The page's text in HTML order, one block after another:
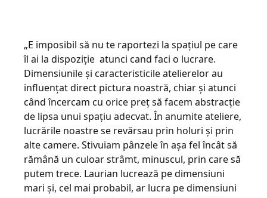
„E imposibil să nu te raportezi la spațiul pe care
îl ai la dispoziție atunci cand faci o lucrare.
Dimensiunile și caracteristicile atelierelor au
influențat direct pictura noastră, chiar și atunci
când încercam cu orice preț să facem abstracție
de lipsa unui spațiu adecvat. În anumite ateliere,
lucrările noastre se revărsau prin holuri și prin
alte camere. Stivuiam pânzele în așa fel încât să
rămână un culoar strâmt, minuscul, prin care să
putem trece. Laurian lucrează pe dimensiuni
mari și, cel mai probabil, ar lucra pe dimensiuni